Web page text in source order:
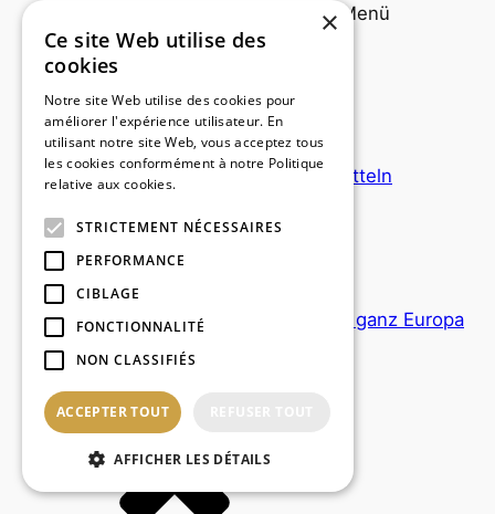
Menü
Der traditionelle Lebensstil
Wälder
Botanik
Selbstversorgung mit Nahrungsmitteln
Tiere
Traditionelle Küche
Spirituelle Übungen
Entdeckungen und Kreuzungen in ganz Europa
Die Sendungen
×
Ce site Web utilise des
cookies
Notre site Web utilise des cookies pour
améliorer l'expérience utilisateur. En
utilisant notre site Web, vous acceptez tous
les cookies conformément à notre Politique
relative aux cookies.
STRICTEMENT NÉCESSAIRES
PERFORMANCE
CIBLAGE
FONCTIONNALITÉ
NON CLASSIFIÉS
ACCEPTER TOUT
AFFICHER LES DÉTAILS